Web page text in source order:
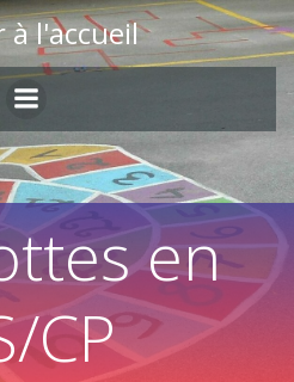
Skip
to
content
à l'accueil
en
CP